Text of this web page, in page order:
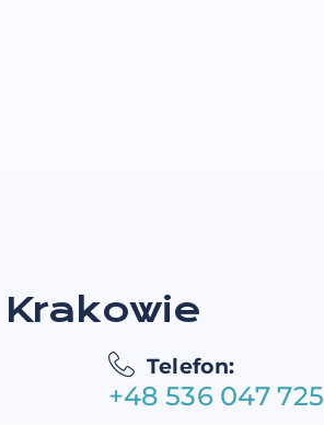
Szczegółowe informacje
Telefon:
+48 536 047 725